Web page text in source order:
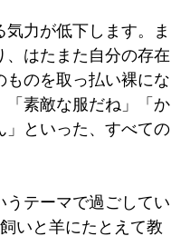
力が低下します。ま
はたまた自分の存在
のを取っ払い裸にな
「素敵な服だね」「か
」といった、すべての
テーマで過ごしてい
いと羊にたとえて教